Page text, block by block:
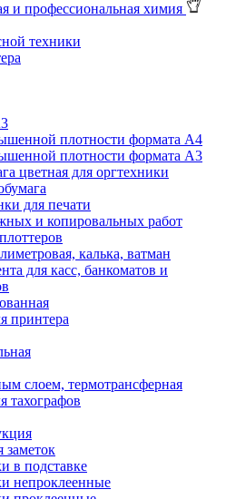
и профессиональная химия
техники
плотности формата А4
плотности формата А3
цветная для оргтехники
для печати
и копировальных работ
калька, ватман
для касс, банкоматов и
принтера
слоем, термотрансферная
тахографов
заметок
в подставке
непроклеенные